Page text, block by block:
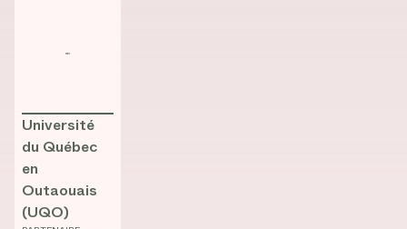
Université
du Québec
en
Outaouais
(UQO)